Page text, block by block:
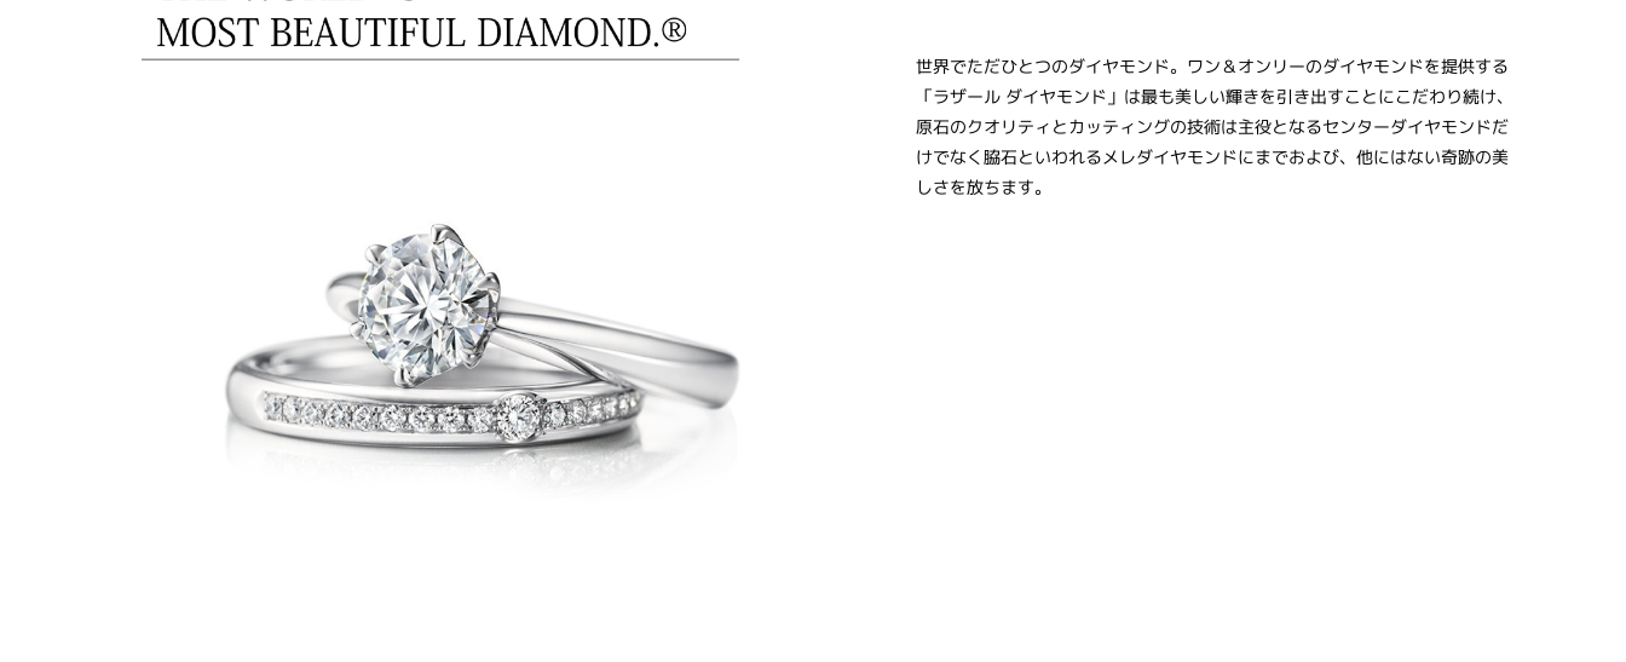
世界でただひとつのダイヤモンド。ワン＆オンリーのダイヤモンドを提供する
「ラザール ダイヤモンド」は最も美しい輝きを引き出すことにこだわり続け、
原石のクオリティとカッティングの技術は主役となるセンターダイヤモンドだ
けでなく脇石といわれるメレダイヤモンドにまでおよび、他にはない奇跡の美
しさを放ちます。